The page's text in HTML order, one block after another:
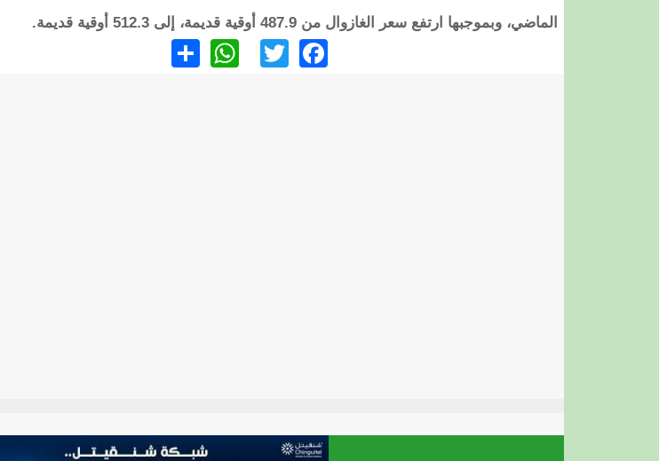
الماضي، وبموجبها ارتفع سعر الغازوال من 487.9 أوقية قديمة، إلى 512.3 أوقية قديمة.
Facebook
Twitter
WhatsApp